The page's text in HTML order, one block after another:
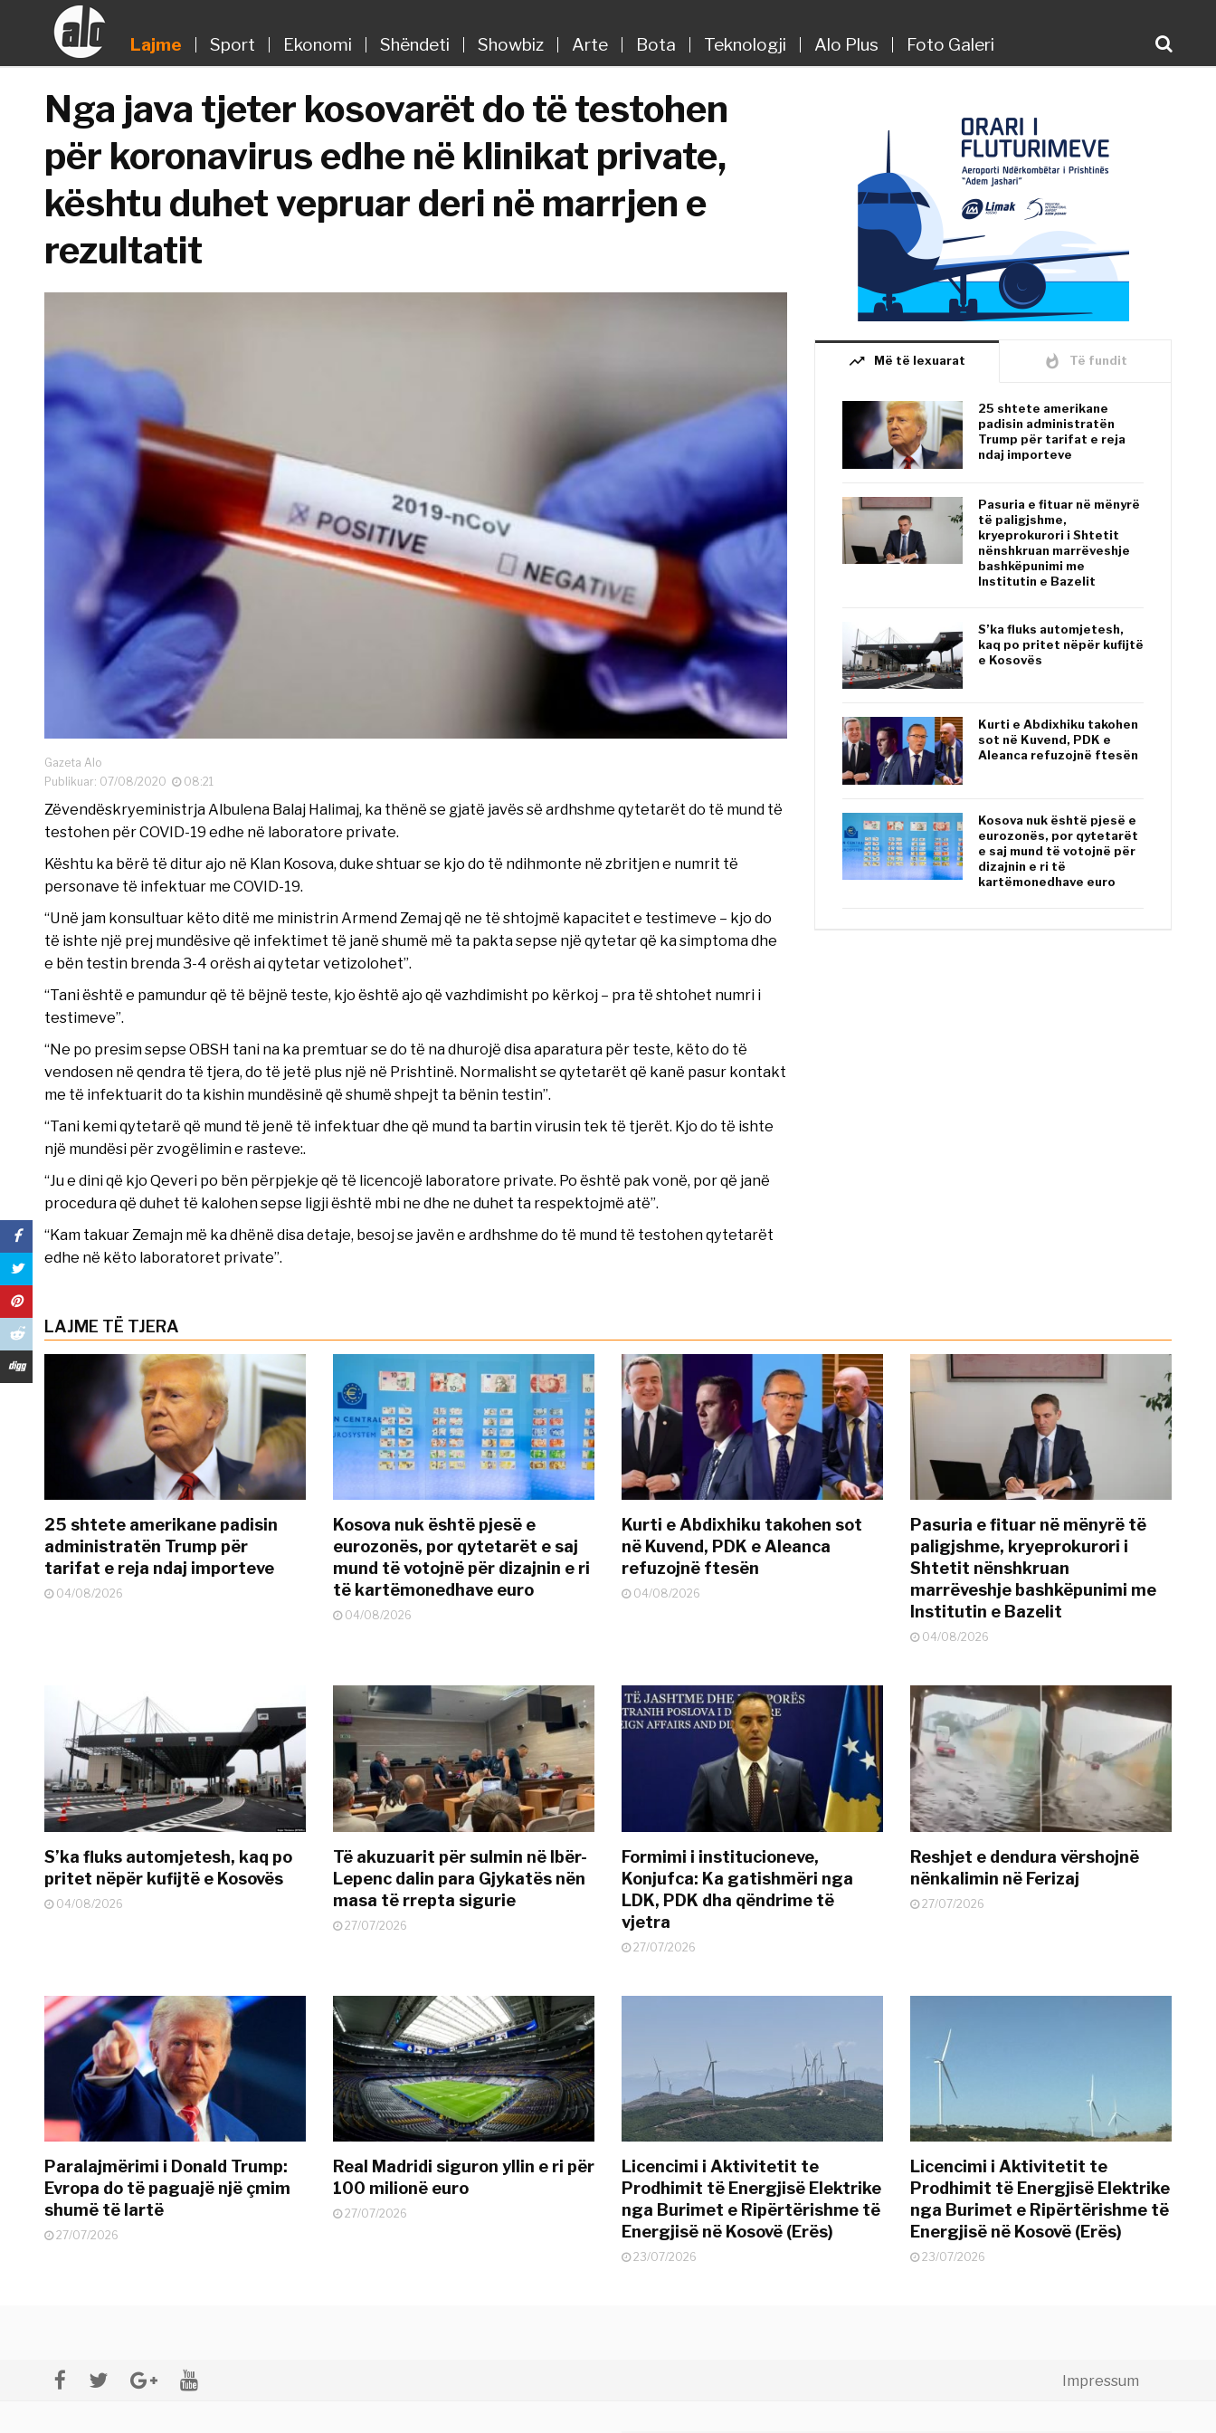
Lajme Sport Ekonomi Shëndeti Showbiz Arte Bota Teknologji Alo Plus Foto Galeri
Nga java tjeter kosovarët do të testohen
për koronavirus edhe në klinikat private,
kështu duhet vepruar deri në marrjen e
rezultatit
Gazeta Alo
Publikuar: 07/08/2020
08:21
Zëvendëskryeministrja Albulena Balaj Halimaj, ka thënë se gjatë javës së ardhshme qytetarët do të mund të
testohen për COVID-19 edhe në laboratore private.
Kështu ka bërë të ditur ajo në Klan Kosova, duke shtuar se kjo do të ndihmonte në zbritjen e numrit të
personave të infektuar me COVID-19.
“Unë jam konsultuar këto ditë me ministrin Armend Zemaj që ne të shtojmë kapacitet e testimeve – kjo do
të ishte një prej mundësive që infektimet të janë shumë më ta pakta sepse një qytetar që ka simptoma dhe
e bën testin brenda 3-4 orësh ai qytetar vetizolohet”.
“Tani është e pamundur që të bëjnë teste, kjo është ajo që vazhdimisht po kërkoj – pra të shtohet numri i
testimeve”.
“Ne po presim sepse OBSH tani na ka premtuar se do të na dhurojë disa aparatura për teste, këto do të
vendosen në qendra të tjera, do të jetë plus një në Prishtinë. Normalisht se qytetarët që kanë pasur kontakt
me të infektuarit do ta kishin mundësinë që shumë shpejt ta bënin testin”.
“Tani kemi qytetarë që mund të jenë të infektuar dhe që mund ta bartin virusin tek të tjerët. Kjo do të ishte
një mundësi për zvogëlimin e rasteve:.
“Ju e dini që kjo Qeveri po bën përpjekje që të licencojë laboratore private. Po është pak vonë, por që janë
procedura që duhet të kalohen sepse ligji është mbi ne dhe ne duhet ta respektojmë atë”.
“Kam takuar Zemajn më ka dhënë disa detaje, besoj se javën e ardhshme do të mund të testohen qytetarët
edhe në këto laboratoret private”.
trending_up Më të lexuarat whatshot Të fundit
25 shtete amerikane
padisin administratën
Trump për tarifat e reja
ndaj importeve
Pasuria e fituar në mënyrë
të paligjshme,
kryeprokurori i Shtetit
nënshkruan marrëveshje
bashkëpunimi me
Institutin e Bazelit
S’ka fluks automjetesh,
kaq po pritet nëpër kufijtë
e Kosovës
Kurti e Abdixhiku takohen
sot në Kuvend, PDK e
Aleanca refuzojnë ftesën
Kosova nuk është pjesë e
eurozonës, por qytetarët
e saj mund të votojnë për
dizajnin e ri të
kartëmonedhave euro
LAJME TË TJERA
25 shtete amerikane padisin
administratën Trump për
tarifat e reja ndaj importeve
04/08/2026
Kosova nuk është pjesë e
eurozonës, por qytetarët e saj
mund të votojnë për dizajnin e ri
të kartëmonedhave euro
04/08/2026
Kurti e Abdixhiku takohen sot
në Kuvend, PDK e Aleanca
refuzojnë ftesën
04/08/2026
Pasuria e fituar në mënyrë të
paligjshme, kryeprokurori i
Shtetit nënshkruan
marrëveshje bashkëpunimi me
Institutin e Bazelit
04/08/2026
S’ka fluks automjetesh, kaq po
pritet nëpër kufijtë e Kosovës
04/08/2026
Të akuzuarit për sulmin në Ibër-
Lepenc dalin para Gjykatës nën
masa të rrepta sigurie
27/07/2026
Formimi i institucioneve,
Konjufca: Ka gatishmëri nga
LDK, PDK dha qëndrime të
vjetra
27/07/2026
Reshjet e dendura vërshojnë
nënkalimin në Ferizaj
27/07/2026
Paralajmërimi i Donald Trump:
Evropa do të paguajë një çmim
shumë të lartë
27/07/2026
Real Madridi siguron yllin e ri për
100 milionë euro
27/07/2026
Licencimi i Aktivitetit te
Prodhimit të Energjisë Elektrike
nga Burimet e Ripërtërishme të
Energjisë në Kosovë (Erës)
23/07/2026
Licencimi i Aktivitetit te
Prodhimit të Energjisë Elektrike
nga Burimet e Ripërtërishme të
Energjisë në Kosovë (Erës)
23/07/2026
Impressum